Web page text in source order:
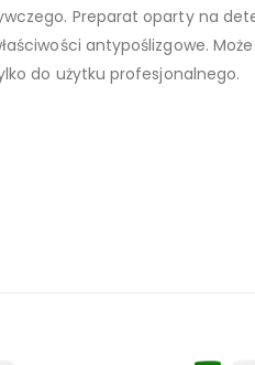
Preparat oparty na
antypoślizgowe.
do użytku profesjonalnego.